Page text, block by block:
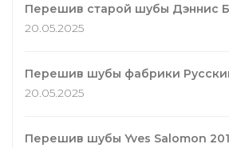
Перешив старой шубы Дэннис
20.05.2025
Перешив шубы фабрики
20.05.2025
Перешив шубы Yves Salomon